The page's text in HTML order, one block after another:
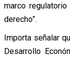
marco
derecho”.
Importa señalar
Desarrollo